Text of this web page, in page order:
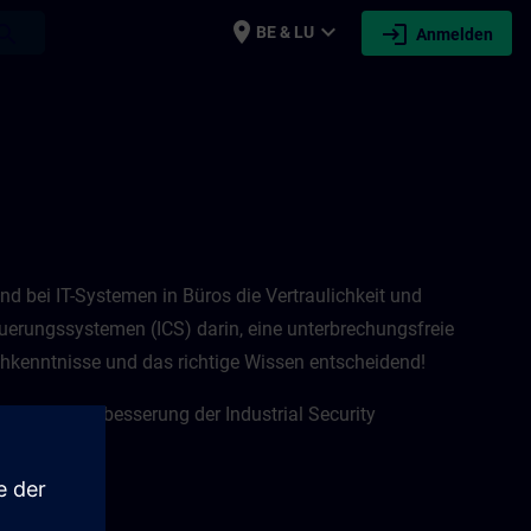
place BE & LU expand_more login Anmelden
bei IT-Systemen in Büros die Vertraulichkeit und
(ICS) darin, eine unterbrechungsfreie
und das richtige Wissen entscheidend!
eine Verbesserung der Industrial Security